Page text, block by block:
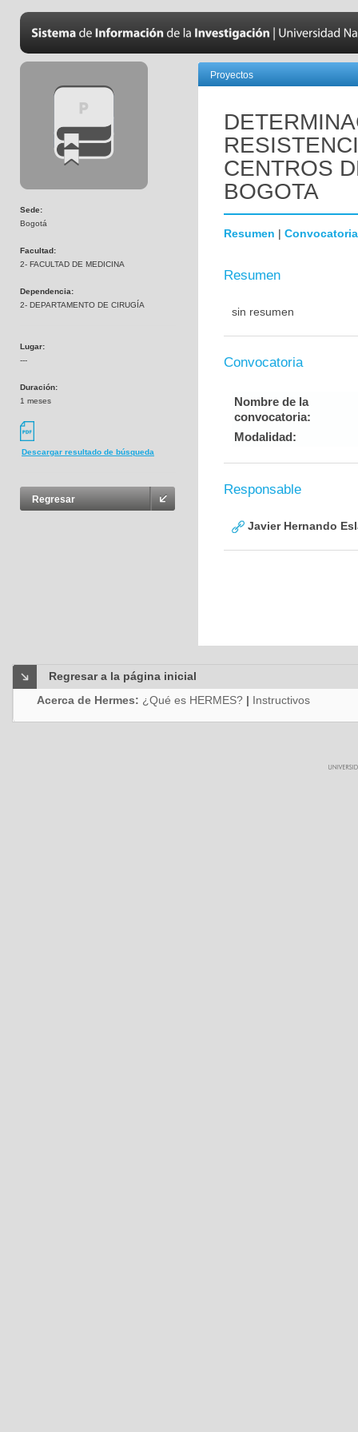
Sede:
Bogotá
Facultad:
2- FACULTAD DE MEDICINA
Dependencia:
2- DEPARTAMENTO DE CIRUGÍA
Lugar:
---
Duración:
1 meses
Descargar resultado de búsqueda
Regresar
Proyectos
CENTROS
BOGOTA
Resumen | Convocatoria
Resumen
sin resumen
Convocatoria
Nombre de la
convocatoria:
Modalidad:
Responsable
Javier Hernando
Regresar a la página inicial
Acerca de Hermes: ¿Qué es HERMES? | Instructivos